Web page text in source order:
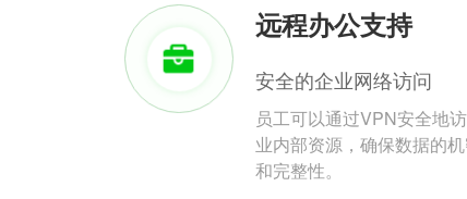
远程办公支持
安全的企业网络访问
员工可以通过VPN安全地
业内部资源，确保数据的
和完整性。